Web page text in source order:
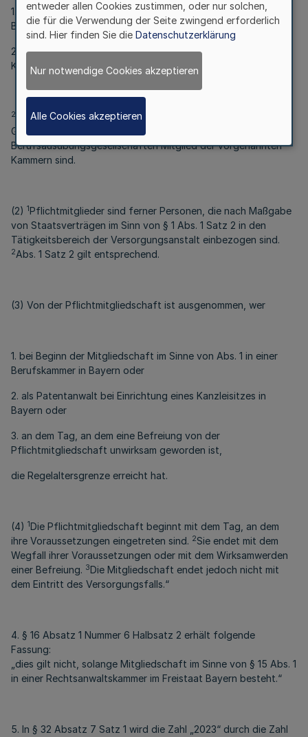
1. Mitglieder der Rechtsanwalts- und Steuerberaterkammern in
Bayern sind,
2. Mitglieder der Patentanwaltskammer sind und einen
Kanzleisitz in Bayern eingerichtet haben.
2
Dies gilt nicht, sofern die Personen nur als Mitglieder von
Geschäftsführungs- und Aufsichtsorganen von
Berufsausübungsgesellschaften Mitglied der vorgenannten
Kammern sind.
(2) 1Pflichtmitglieder sind ferner Personen, die nach Maßgabe
von Staatsverträgen im Sinn von § 1 Abs. 1 Satz 2 in den
Tätigkeitsbereich der Versorgungsanstalt einbezogen sind.
2Abs. 1 Satz 2 gilt entsprechend.
(3) Von der Pflichtmitgliedschaft ist ausgenommen, wer
1. bei Beginn der Mitgliedschaft im Sinne von Abs. 1 in einer
Berufskammer in Bayern oder
2. als Patentanwalt bei Einrichtung eines Kanzleisitzes in
Bayern oder
3. an dem Tag, an dem eine Befreiung von der
Pflichtmitgliedschaft unwirksam geworden ist,
die Regelaltersgrenze erreicht hat.
(4) 1Die Pflichtmitgliedschaft beginnt mit dem Tag, an dem
ihre Voraussetzungen eingetreten sind. 2Sie endet mit dem
Wegfall ihrer Voraussetzungen oder mit dem Wirksamwerden
einer Befreiung. 3Die Mitgliedschaft endet jedoch nicht mit
dem Eintritt des Versorgungsfalls.“
4. § 16 Absatz 1 Nummer 6 Halbsatz 2 erhält folgende
Fassung:
„dies gilt nicht, solange Mitgliedschaft im Sinne von § 15 Abs. 1
in einer Rechtsanwaltskammer im Freistaat Bayern besteht.“
5. In § 32 Absatz 7 Satz 1 wird die Zahl „2023“ durch die Zahl
entweder allen Cookies zustimmen, oder nur solchen,
die für die Verwendung der Seite zwingend erforderlich
sind. Hier finden Sie die Datenschutzerklärung
Nur notwendige Cookies akzeptieren
Alle Cookies akzeptieren